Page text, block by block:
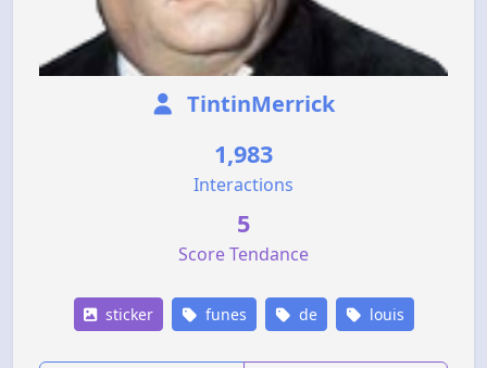
TintinMerrick
1,983
Interactions
5
Score Tendance
sticker funes de louis